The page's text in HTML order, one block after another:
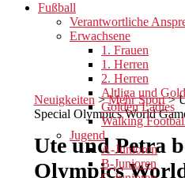
Fußball
Verantwortliche
Erwachsene
1. Frauen
1. Herren
2. Herren
Altliga und
Golden Ladies
Walking
Jugend
A-Junioren
B-Junioren
Neuigkeiten >Mehr Sport>
Special Olympics World
Ute und Petra
Olympics